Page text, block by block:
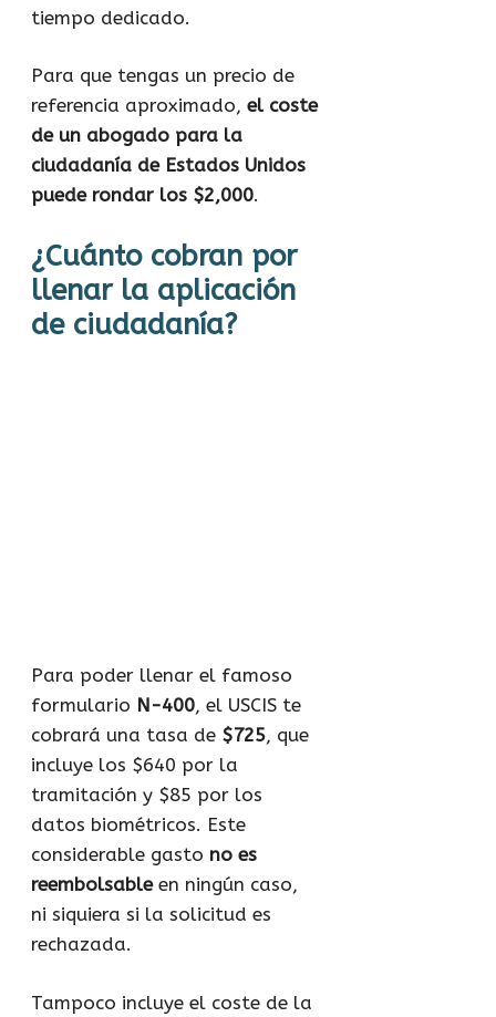
tiempo dedicado.
Para que tengas un precio de
referencia aproximado, el coste
de un abogado para la
ciudadanía de Estados Unidos
puede rondar los $2,000.
¿Cuánto cobran por
llenar la aplicación
de ciudadanía?
Para poder llenar el famoso
formulario N-400, el USCIS te
cobrará una tasa de $725, que
incluye los $640 por la
tramitación y $85 por los
datos biométricos. Este
considerable gasto no es
reembolsableen ningún caso,
ni siquiera si la solicitud es
rechazada.
Tampoco incluye el coste de la